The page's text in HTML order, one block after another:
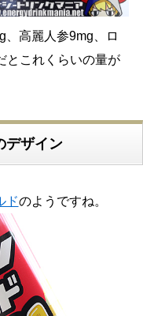
、高麗人参9mg、ロ
とこれくらいの量が
デザイン
ドのようですね。